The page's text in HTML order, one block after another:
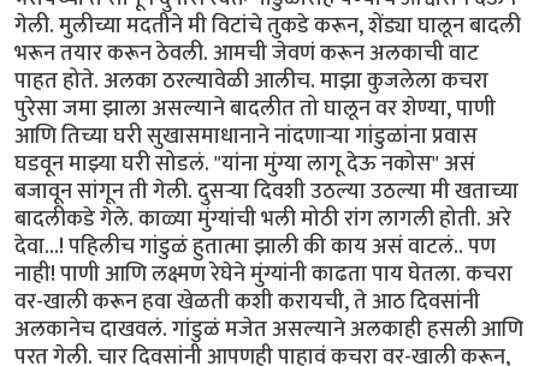
गेली. मुलीच्या मदतीने मी विटांचे तुकडे करून, शेंड्या घालून बादली
भरून तयार करून ठेवली. आमची जेवणं करून अलकाची वाट
पाहत होते. अलका ठरल्यावेळी आलीच. माझा कुजलेला कचरा
पुरेसा जमा झाला असल्याने बादलीत तो घालून वर शेण्या, पाणी
आणि तिच्या घरी सुखासमाधानाने नांदणाऱ्या गांडुळांना प्रवास
घडवून माझ्या घरी सोडलं. "यांना मुंग्या लागू देऊ नकोस" असं
बजावून सांगून ती गेली. दुसऱ्या दिवशी उठल्या उठल्या मी खताच्या
बादलीकडे गेले. काळ्या मुंग्यांची भली मोठी रांग लागली होती. अरे
देवा...! पहिलीच गांडुळं हुतात्मा झाली की काय असं वाटलं.. पण
नाही! पाणी आणि लक्ष्मण रेघेने मुंग्यांनी काढता पाय घेतला. कचरा
वर-खाली करून हवा खेळती कशी करायची, ते आठ दिवसांनी
अलकानेच दाखवलं. गांडुळं मजेत असल्याने अलकाही हसली आणि
परत गेली. चार दिवसांनी आपणही पाहावं कचरा वर-खाली करून,